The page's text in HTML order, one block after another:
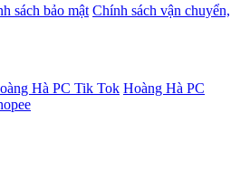
sách bảo mật Chính sách vận chuyển,
Hà PC Tik Tok Hoàng Hà PC